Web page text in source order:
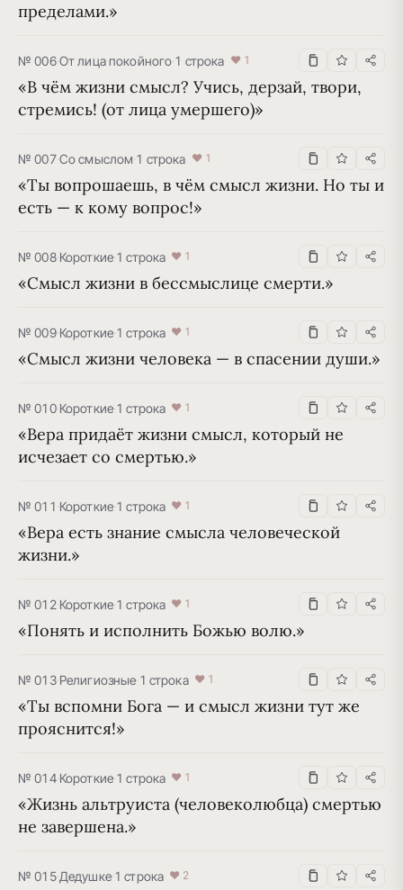
пределами.»
№ 006·От лица покойного·1 строка ♥ 1
«В чём жизни смысл? Учись, дерзай, твори,
стремись! (от лица умершего)»
№ 007·Со смыслом·1 строка ♥ 1
«Ты вопрошаешь, в чём смысл жизни. Но ты и
есть — к кому вопрос!»
№ 008·Короткие·1 строка ♥ 1
«Смысл жизни в бессмыслице смерти.»
№ 009·Короткие·1 строка ♥ 1
«Смысл жизни человека — в спасении души.»
№ 010·Короткие·1 строка ♥ 1
«Вера придаёт жизни смысл, который не
исчезает со смертью.»
№ 011·Короткие·1 строка ♥ 1
«Вера есть знание смысла человеческой
жизни.»
№ 012·Короткие·1 строка ♥ 1
«Понять и исполнить Божью волю.»
№ 013·Религиозные·1 строка ♥ 1
«Ты вспомни Бога — и смысл жизни тут же
прояснится!»
№ 014·Короткие·1 строка ♥ 1
«Жизнь альтруиста (человеколюбца) смертью
не завершена.»
№ 015·Дедушке·1 строка ♥ 2